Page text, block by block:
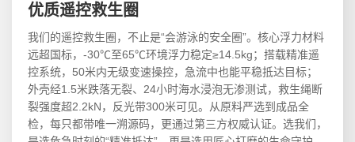
优质遥控救生圈
我们的遥控救生圈，不止是“会游泳的安全圈”。核心浮力材料
远超国标，-30℃至65℃环境浮力稳定≥14.5kg；搭载精准遥
控系统，50米内无级变速操控，急流中也能平稳抵达目标；
外壳经1.5米跌落无裂、24小时海水浸泡无渗测试，救生绳断
裂强度超2.2kN，反光带300米可见。从原料严选到成品全
检，每只都带唯一溯源码，更通过第三方权威认证。选我们，